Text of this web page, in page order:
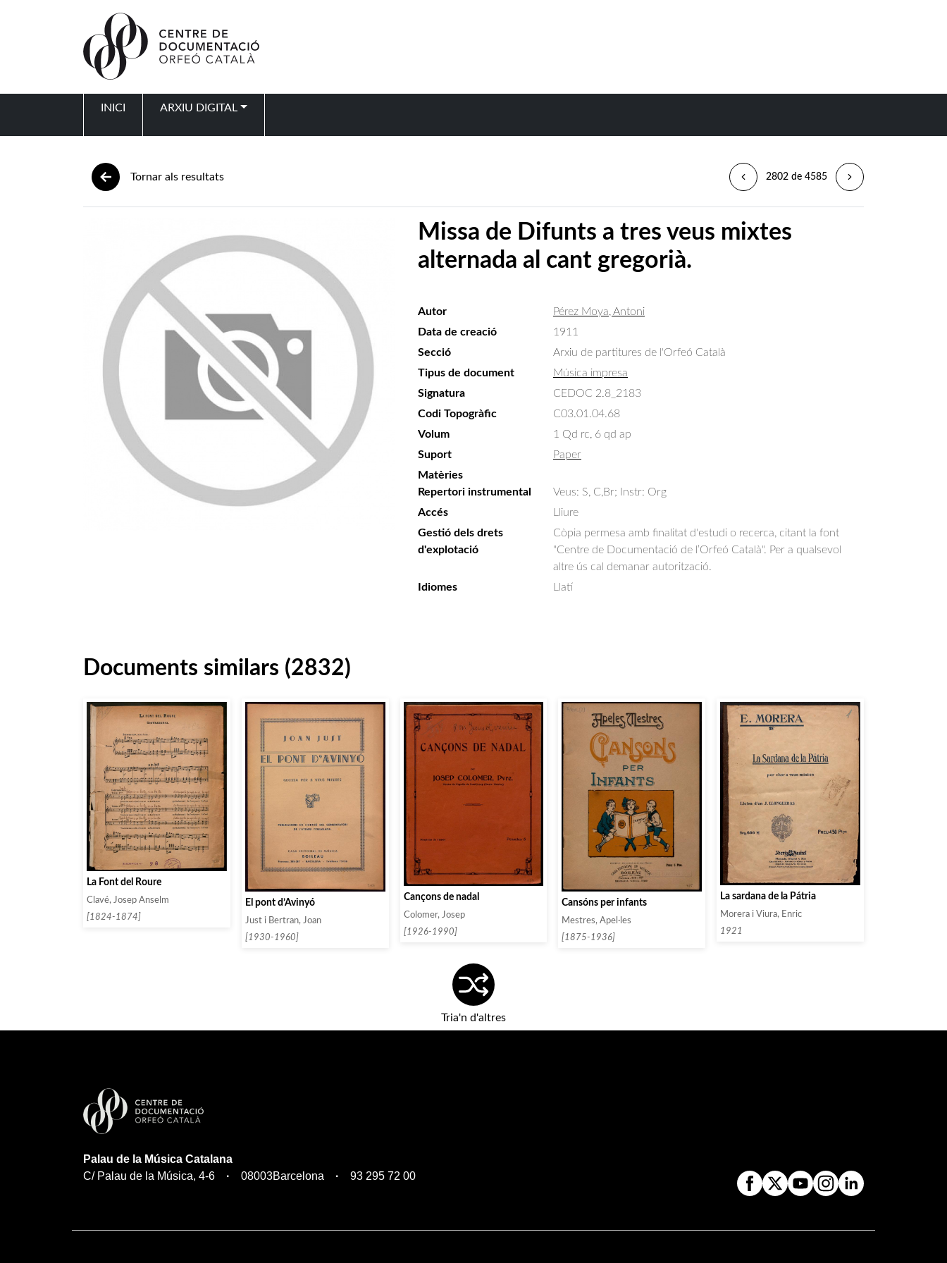
INICI ARXIU DIGITAL
Tornar als resultats 2802 de 4585
Missa de Difunts a tres veus mixtes
alternada al cant gregorià.
Autor
Pérez Moya, Antoni
Data de creació
1911
Secció
Arxiu de partitures de l'Orfeó Català
Tipus de document
Música impresa
Signatura
CEDOC 2.8_2183
Codi Topogràfic
C03.01.04.68
Volum
1 Qd rc, 6 qd ap
Suport
Paper
Matèries
Repertori instrumental
Veus: S, C,Br; Instr: Org
Accés
Lliure
Gestió dels drets
d'explotació
Còpia permesa amb finalitat d'estudi o recerca, citant la font
"Centre de Documentació de l’Orfeó Català". Per a qualsevol
altre ús cal demanar autorització.
Idiomes
Llatí
Documents similars (2832)
La Font del Roure
Clavé, Josep Anselm
[1824-1874]
El pont d’Avinyó
Just i Bertran, Joan
[1930-1960]
Cançons de nadal
Colomer, Josep
[1926-1990]
Cansóns per infants
Mestres, Apel·les
[1875-1936]
La sardana de la Pátria
Morera i Viura, Enric
1921
Tria'n d'altres
Palau de la Música Catalana
C/ Palau de la Música, 4-6
08003Barcelona 93 295 72 00